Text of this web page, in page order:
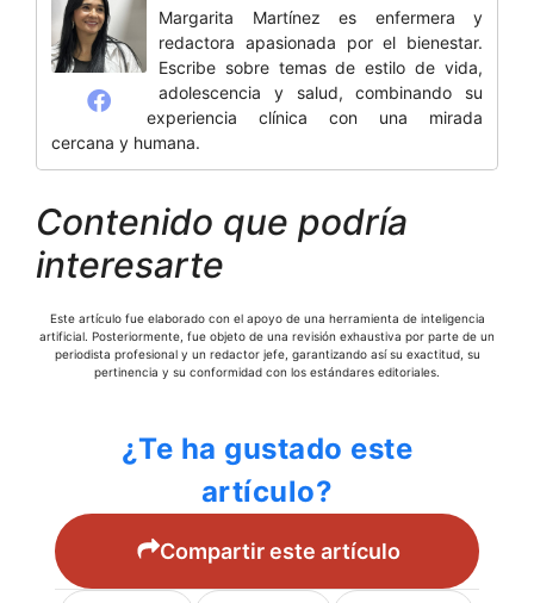
Margarita Martínez es enfermera y
redactora apasionada por el bienestar.
Escribe sobre temas de estilo de vida,
adolescencia y salud, combinando su
experiencia clínica con una mirada
cercana y humana.
Contenido que podría
interesarte
Este artículo fue elaborado con el apoyo de una herramienta de inteligencia
artificial. Posteriormente, fue objeto de una revisión exhaustiva por parte de un
periodista profesional y un redactor jefe, garantizando así su exactitud, su
pertinencia y su conformidad con los estándares editoriales.
¿Te ha gustado este
artículo?
Compartir este artículo